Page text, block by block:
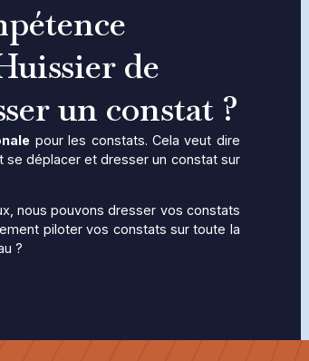
de
un constat ?
pour les constats. Cela veut dire
se déplacer et dresser un constat sur
nous pouvons dresser vos constats
piloter vos constats sur toute la
?